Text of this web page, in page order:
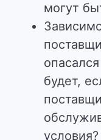
могут
будет,